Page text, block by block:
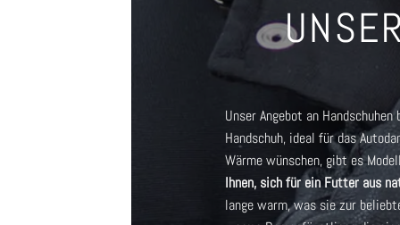
Unser Angebot an
Handschuh, ideal für das Auto
Wärme wünschen, gibt es
Ihnen, sich für ein Futter aus
lange warm, was sie zur